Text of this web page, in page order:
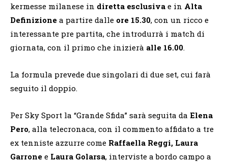
kermesse milanese in diretta esclusiva e in Alta
Definizione a partire dalle ore 15.30, con un ricco e
interessante pre partita, che introdurrà i match di
giornata, con il primo che inizierà alle 16.00.
La formula prevede due singolari di due set, cui farà
seguito il doppio.
Per Sky Sport la “Grande Sfida” sarà seguita da Elena
Pero, alla telecronaca, con il commento affidato a tre
ex tenniste azzurre come Raffaella Reggi, Laura
Garrone e Laura Golarsa, interviste a bordo campo a